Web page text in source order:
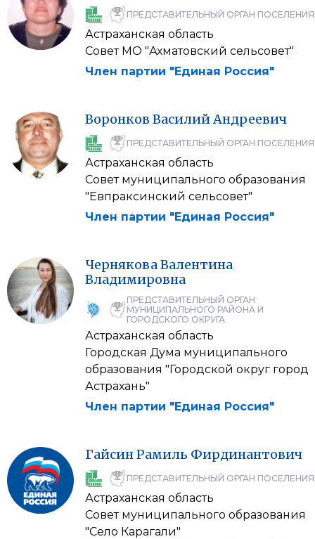
ПРЕДСТАВИТЕЛЬНЫЙ ОРГАН ПОСЕЛЕНИЯ
Астраханская область
Совет МО "Ахматовский сельсовет"
Член партии "Единая Россия"
Воронков ВасилийАндреевич
ПРЕДСТАВИТЕЛЬНЫЙ ОРГАН ПОСЕЛЕНИЯ
Астраханская область
Совет муниципального образования
"Евпраксинский сельсовет"
Член партии "Единая Россия"
ЧерняковаВалентина
Владимировна
ПРЕДСТАВИТЕЛЬНЫЙ ОРГАН
МУНИЦИПАЛЬНОГО РАЙОНА И
ГОРОДСКОГО ОКРУГА
Астраханская область
Городская Дума муниципального
образования "Городской округ город
Астрахань"
Член партии "Единая Россия"
ГайсинРамиль Фирдинантович
ПРЕДСТАВИТЕЛЬНЫЙ ОРГАН ПОСЕЛЕНИЯ
Астраханская область
Совет муниципального образования
"Село Карагали"